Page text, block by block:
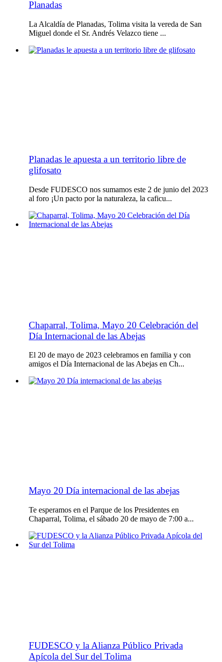
Planadas
La Alcaldía de Planadas, Tolima visita la vereda de San
Miguel donde el Sr. Andrés Velazco tiene ...
Planadas le apuesta a un territorio libre de
glifosato
Desde FUDESCO nos sumamos este 2 de junio del 2023
al foro ¡Un pacto por la naturaleza, la caficu...
Chaparral, Tolima, Mayo 20 Celebración del
Día Internacional de las Abejas
El 20 de mayo de 2023 celebramos en familia y con
amigos el Día Internacional de las Abejas en Ch...
Mayo 20 Día internacional de las abejas
Te esperamos en el Parque de los Presidentes en
Chaparral, Tolima, el sábado 20 de mayo de 7:00 a...
FUDESCO y la Alianza Público Privada
Apícola del Sur del Tolima